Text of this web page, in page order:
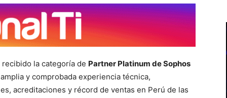
la categoría de Partner Platinum de Sophos
y comprobada experiencia técnica,
acreditaciones y récord de ventas en Perú de las